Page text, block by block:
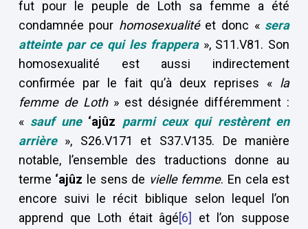
fut pour le peuple de Loth sa femme a été
condamnée pour homosexualitéet donc « sera
atteinte par ce qui les frappera », S11.V81. Son
homosexualité est aussi indirectement
confirmée par le fait qu’à deux reprises « la
femme de Loth» est désignée différemment :
« sauf une ‘ajûz parmi ceux qui restèrent en
arrière», S26.V171 et S37.V135. De manière
notable, l’ensemble des traductions donne au
terme ‘ajûz le sens de vielle femme. En cela est
encore suivi le récit biblique selon lequel l’on
apprend que Loth était âgé[6]
et l’on suppose